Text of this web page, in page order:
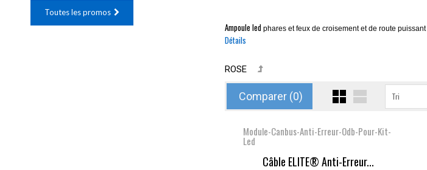
Toutes les promos
Ampoule led phares et feux de croisement et de route puissant
Détails
ROSE
Comparer (0) Tri
Module-Canbus-Anti-Erreur-Odb-Pour-Kit-
Led
Câble ELITE® Anti-Erreur...